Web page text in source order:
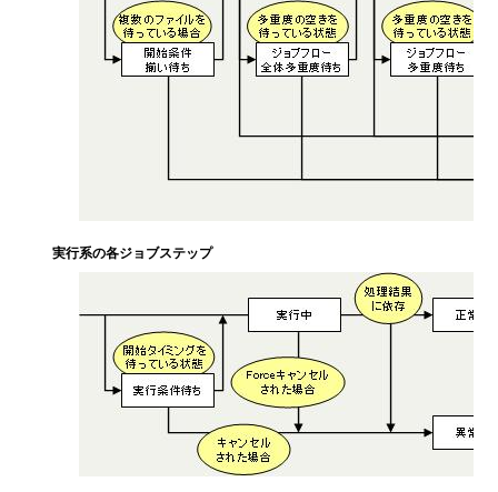
実行系の各ジョブステップ